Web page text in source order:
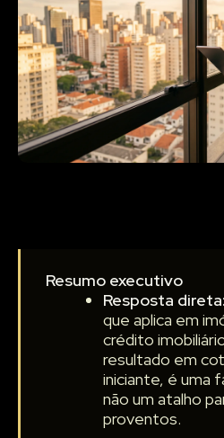
Resumo executivo
Resposta direta:
que aplica em
crédito
resultado em
iniciante, é uma
não um atalho
proventos.